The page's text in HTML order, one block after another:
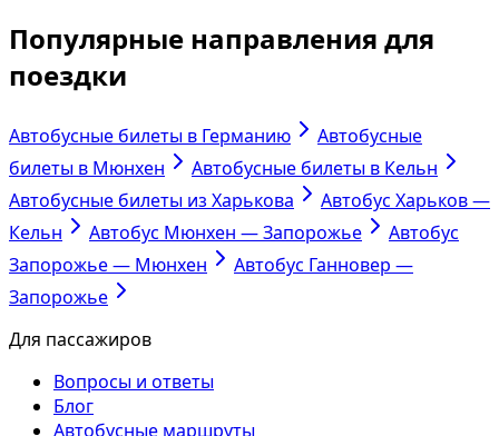
Популярные направления для
поездки
Автобусные билеты в Германию
Автобусные
билеты в Мюнхен
Автобусные билеты в Кельн
Автобусные билеты из Харькова
Автобус Харьков —
Кельн
Автобус Мюнхен — Запорожье
Автобус
Запорожье — Мюнхен
Автобус Ганновер —
Запорожье
Для пассажиров
Вопросы и ответы
Блог
Автобусные маршруты